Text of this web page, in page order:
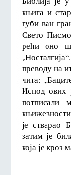
књига и
губи ван
Свето
рећи оно
преводу на
чита:
Испод ових
потписали
је стварао
затим је
која је кроз